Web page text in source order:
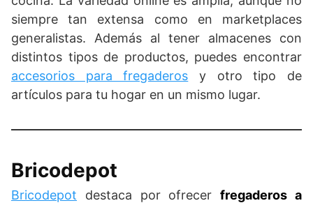
siempre tan extensa como en marketplaces
generalistas. Además al tener almacenes con
distintos tipos de productos, puedes encontrar
accesorios para fregaderos y otro tipo de
artículos para tu hogar en un mismo lugar.
Bricodepot
Bricodepot destaca por ofrecerfregaderos a